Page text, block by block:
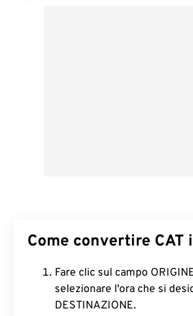
Come convertire CAT
Fare clic sul campo
selezionare l'ora che si
DESTINAZIONE.